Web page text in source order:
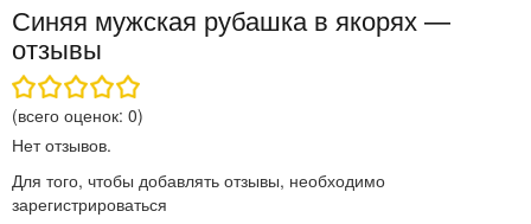
Синяя мужская рубашка в якорях —
отзывы
(всего оценок: 0)
Нет отзывов.
Для того, чтобы добавлять отзывы, необходимо
зарегистрироваться